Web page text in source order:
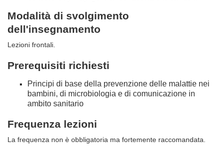
Modalità di svolgimento
dell'insegnamento
Lezioni frontali.
Prerequisiti richiesti
Principi di base della prevenzione delle malattie nei
bambini, di microbiologia e di comunicazione in
ambito sanitario
Frequenza lezioni
La frequenza non è obbligatoria ma fortemente raccomandata.